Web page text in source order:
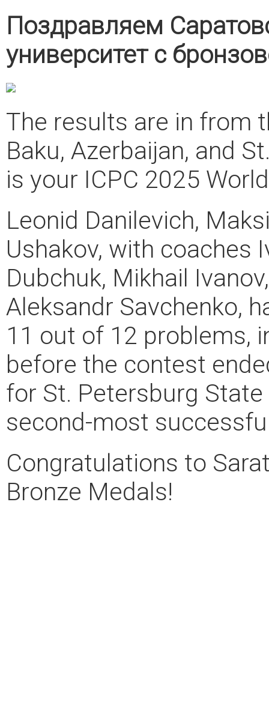
Поздравляем
университет с
The results are in from
Baku, Azerbaijan, and
is your ICPC 2025
Leonid Danilevich,
Ushakov, with coaches
Dubchuk, Mikhail
Aleksandr Savchenko,
11 out of 12 problems,
before the contest
for St. Petersburg
second-most
Congratulations to
Bronze Medals!